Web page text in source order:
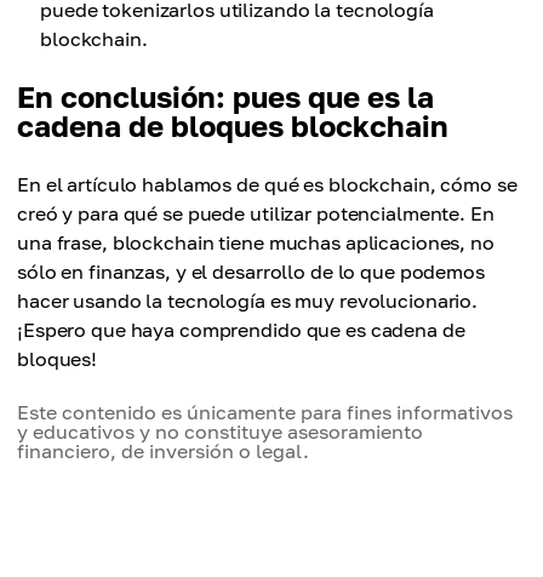
puede tokenizarlos utilizando la tecnología
blockchain.
En conclusión: pues que es la
cadena de bloques blockchain
En el artículo hablamos de qué es blockchain, cómo se
creó y para qué se puede utilizar potencialmente. En
una frase, blockchain tiene muchas aplicaciones, no
sólo en finanzas, y el desarrollo de lo que podemos
hacer usando la tecnología es muy revolucionario.
¡Espero que haya comprendido que es cadena de
bloques!
Este contenido es únicamente para fines informativos
y educativos y no constituye asesoramiento
financiero, de inversión o legal.